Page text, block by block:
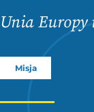
Unia Europy
Misja